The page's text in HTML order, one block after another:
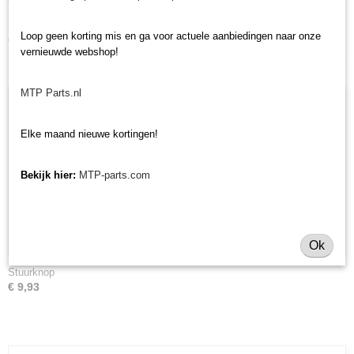
ons volledige Iseki onderdelen assortiment.
Stuurknop
€ 9,93
Loop geen korting mis en ga voor actuele aanbiedingen naar onze
vernieuwde webshop!
MTP Parts.nl
Elke maand nieuwe kortingen!
Bekijk hier: MTP-parts.com
Ok